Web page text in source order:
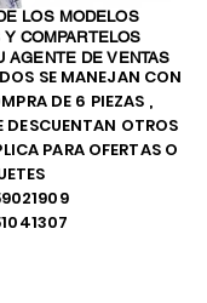
SE MANEJAN CON
DE 6 PIEZAS ,
DESCUENTAN OTROS
PARA OFERTAS O
LOS MODELOS
COMPARTELOS
AGENTE DE VENTAS